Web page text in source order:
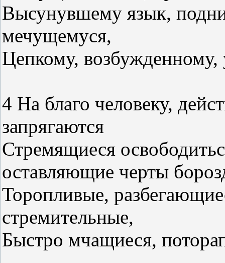
Высунувшему язык,
мечущемуся,
Цепкому,
4 На благо человеку,
запрягаются
Стремящиеся
оставляющие черты
Торопливые,
стремительные,
Быстро мчащиеся,